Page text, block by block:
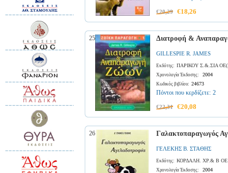
€20,29 €18,26
25 Διατροφή &
GILLESPIE R. JAMES
Εκδότης: ΠΑΡΙΚΟΥ Σ.&.ΣΙΑ
Χρονολογία Έκδοσης: 2004
Κωδικός βιβλίου: 24673
Πόντοι που κερδίζετε: 2
€22,31 €20,08
26 Γαλακτοπαραγωγός
ΓΕΛΕΚΗΣ Β. ΣΤΑΘΗΣ
Εκδότης: ΚΟΡΔΑΛΗ. ΧΡ.& Β ΟΕ
Χρονολογία Έκδοσης: 2004